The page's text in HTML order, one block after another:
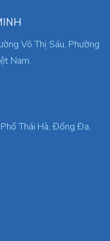
Võ Thị Sáu, Phường
Nam.
Thái Hà, Đống Đa,